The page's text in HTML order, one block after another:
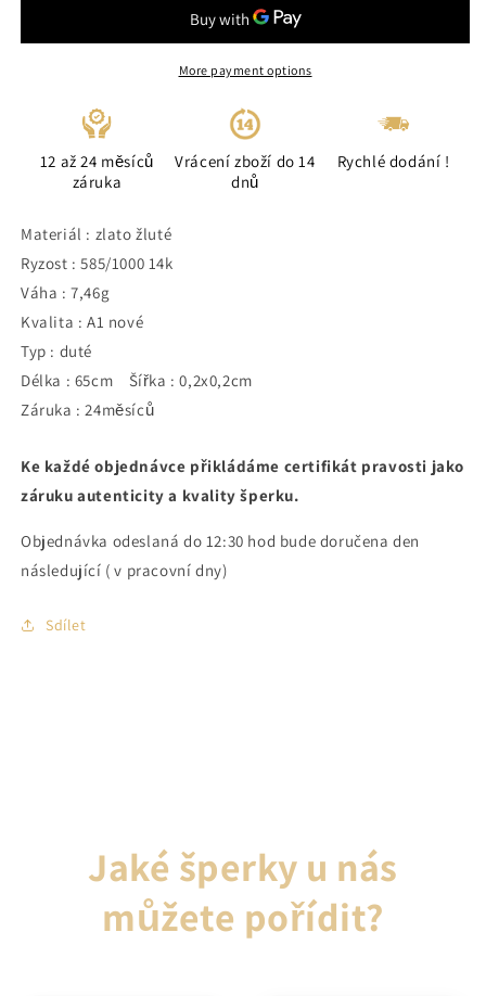
More payment options
12 až 24 měsíců
záruka
Vrácení zboží do 14
dnů
Rychlé dodání !
Materiál : zlato žluté
Ryzost : 585/1000 14k
Váha : 7,46g
Kvalita : A1 nové
Typ : duté
Délka : 65cm Šířka : 0,2x0,2cm
Záruka : 24měsíců
Ke každé objednávce přikládáme certifikát pravosti jako
záruku autenticity a kvality šperku.
Objednávka odeslaná do 12:30 hod bude doručena den
následující ( v pracovní dny)
Sdílet
Jaké šperky u nás
můžete pořídit?